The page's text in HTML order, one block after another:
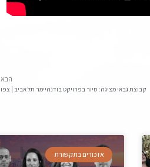
הבא
קבוצת גבאי מציגה: סיור בפרויקט בודנהיימר תל אביב | צפו
אזכורים בתקשורת